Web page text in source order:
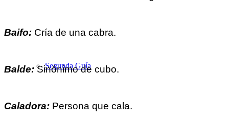
Segunda Guía
Baifo: Cría de una cabra.
Balde:Sinónimo de cubo.
Caladora: Persona que cala.